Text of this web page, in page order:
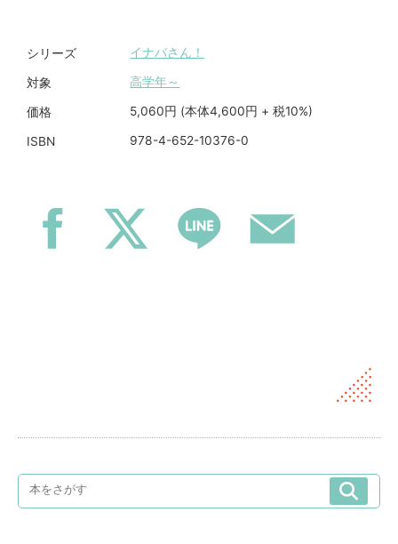
シリーズ イナバさん！
対象 高学年～
価格 5,060円 (本体4,600円 + 税10%)
ISBN 978-4-652-10376-0